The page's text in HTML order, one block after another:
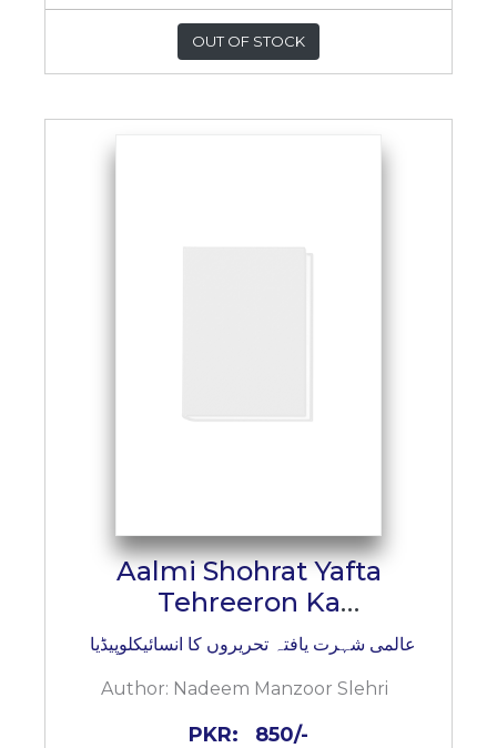
OUT OF STOCK
Aalmi Shohrat Yafta
Tehreeron Ka
Encyclopedia
عالمی شہرت یافتہ تحریروں کا انسائیکلوپیڈیا
Author: Nadeem Manzoor Slehri
PKR: 850/-